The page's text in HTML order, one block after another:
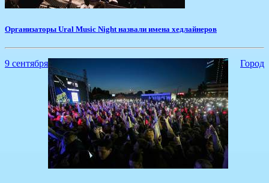
Организаторы Ural Music Night назвали имена хедлайнеров
9 сентября Город